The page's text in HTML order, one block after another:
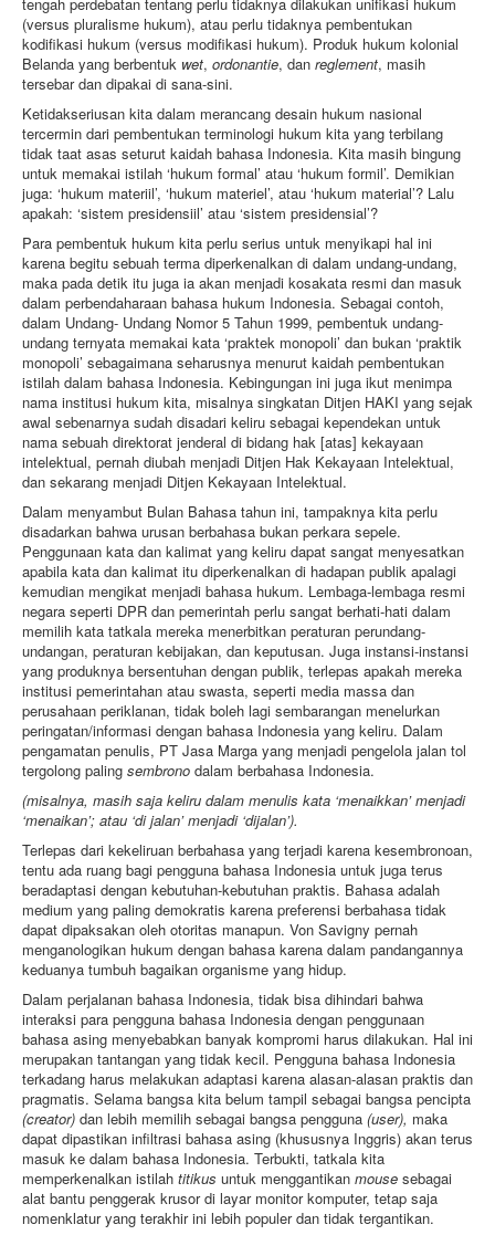
(versus pluralisme hukum), atau perlu tidaknya pembentukan
kodiﬁkasi hukum (versus modiﬁkasi hukum). Produk hukum kolonial
Belanda yang berbentuk wet, ordonantie, dan reglement, masih
tersebar dan dipakai di sana-sini.
Ketidakseriusan kita dalam merancang desain hukum nasional
tercermin dari pembentukan terminologi hukum kita yang terbilang
tidak taat asas seturut kaidah bahasa Indonesia. Kita masih bingung
untuk memakai istilah ‘hukum formal’ atau ‘hukum formil’. Demikian
juga: ‘hukum materiil’, ‘hukum materiel’, atau ‘hukum material’? Lalu
apakah: ‘sistem presidensiil’ atau ‘sistem presidensial’?
Para pembentuk hukum kita perlu serius untuk menyikapi hal ini
karena begitu sebuah terma diperkenalkan di dalam undang-undang,
maka pada detik itu juga ia akan menjadi kosakata resmi dan masuk
dalam perbendaharaan bahasa hukum Indonesia. Sebagai contoh,
dalam Undang- Undang Nomor 5 Tahun 1999, pembentuk undang-
undang ternyata memakai kata ‘praktek monopoli’ dan bukan ‘praktik
monopoli’ sebagaimana seharusnya menurut kaidah pembentukan
istilah dalam bahasa Indonesia. Kebingungan ini juga ikut menimpa
nama institusi hukum kita, misalnya singkatan Ditjen HAKI yang sejak
awal sebenarnya sudah disadari keliru sebagai kependekan untuk
nama sebuah direktorat jenderal di bidang hak [atas] kekayaan
intelektual, pernah diubah menjadi Ditjen Hak Kekayaan Intelektual,
dan sekarang menjadi Ditjen Kekayaan Intelektual.
Dalam menyambut Bulan Bahasa tahun ini, tampaknya kita perlu
disadarkan bahwa urusan berbahasa bukan perkara sepele.
Penggunaan kata dan kalimat yang keliru dapat sangat menyesatkan
apabila kata dan kalimat itu diperkenalkan di hadapan publik apalagi
kemudian mengikat menjadi bahasa hukum. Lembaga-lembaga resmi
negara seperti DPR dan pemerintah perlu sangat berhati-hati dalam
memilih kata tatkala mereka menerbitkan peraturan perundang-
undangan, peraturan kebijakan, dan keputusan. Juga instansi-instansi
yang produknya bersentuhan dengan publik, terlepas apakah mereka
institusi pemerintahan atau swasta, seperti media massa dan
perusahaan periklanan, tidak boleh lagi sembarangan menelurkan
peringatan/informasi dengan bahasa Indonesia yang keliru. Dalam
pengamatan penulis, PT Jasa Marga yang menjadi pengelola jalan tol
tergolong paling sembrono dalam berbahasa Indonesia.
(misalnya, masih saja keliru dalam menulis kata ‘menaikkan’ menjadi
‘menaikan’; atau ‘di jalan’ menjadi ‘dijalan’).
Terlepas dari kekeliruan berbahasa yang terjadi karena kesembronoan,
tentu ada ruang bagi pengguna bahasa Indonesia untuk juga terus
beradaptasi dengan kebutuhan-kebutuhan praktis. Bahasa adalah
medium yang paling demokratis karena preferensi berbahasa tidak
dapat dipaksakan oleh otoritas manapun. Von Savigny pernah
menganologikan hukum dengan bahasa karena dalam pandangannya
keduanya tumbuh bagaikan organisme yang hidup.
Dalam perjalanan bahasa Indonesia, tidak bisa dihindari bahwa
interaksi para pengguna bahasa Indonesia dengan penggunaan
bahasa asing menyebabkan banyak kompromi harus dilakukan. Hal ini
merupakan tantangan yang tidak kecil. Pengguna bahasa Indonesia
terkadang harus melakukan adaptasi karena alasan-alasan praktis dan
pragmatis. Selama bangsa kita belum tampil sebagai bangsa pencipta
(creator) dan lebih memilih sebagai bangsa pengguna (user), maka
dapat dipastikan inﬁltrasi bahasa asing (khususnya Inggris) akan terus
masuk ke dalam bahasa Indonesia. Terbukti, tatkala kita
memperkenalkan istilah titikus untuk menggantikan mouse sebagai
alat bantu penggerak krusor di layar monitor komputer, tetap saja
nomenklatur yang terakhir ini lebih populer dan tidak tergantikan.